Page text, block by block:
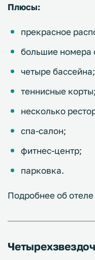
Плюсы:
прекрасное
большие номера
четыре бассейна;
теннисные корты;
несколько
спа-салон;
фитнес-центр;
парковка.
Подробнее об отеле